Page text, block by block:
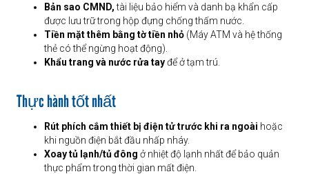
Bản sao CMND,tài liệu bảo hiểm và danh bạ khẩn cấp
được lưu trữ trong hộp đựng chống thấm nước.
Tiền mặt thêm bằng tờ tiền nhỏ (Máy ATM và hệ thống
thẻ có thể ngừng hoạt động).
Khẩu trang và nước rửa tayđể ở tạm trú.
Thực hành tốt nhất
Rút phích cắm thiết bị điện tử trước khi ra ngoài hoặc
khi nguồn điện bắt đầu nhấp nháy.
Xoay tủ lạnh/tủ đông ở nhiệt độ lạnh nhất để bảo quản
thực phẩm trong thời gian mất điện.